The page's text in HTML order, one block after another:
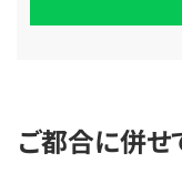
ご都合に併せ